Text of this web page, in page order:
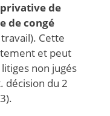
de
de congé
Cette
et peut
non jugés
décision du 2